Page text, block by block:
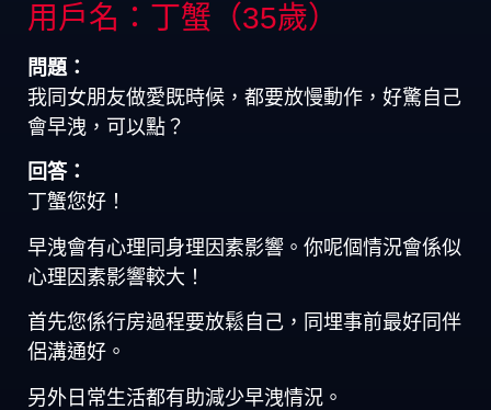
用戶名：丁蟹（35歲）
問題：
我同女朋友做愛既時候，都要放慢動作，好驚自己
會早洩，可以點？
回答：
丁蟹您好！
早洩會有心理同身理因素影響。你呢個情況會係似
心理因素影響較大！
首先您係行房過程要放鬆自己，同埋事前最好同伴
侶溝通好。
另外日常生活都有助減少早洩情況。